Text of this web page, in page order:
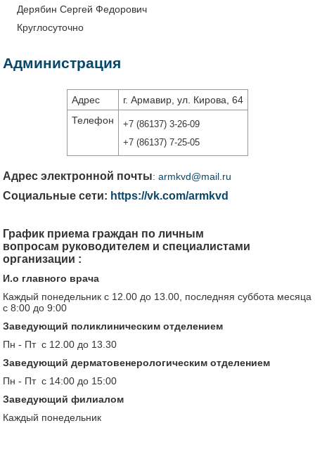
Дерябин Сергей Федорович
Круглосуточно
Администрация
Адрес
г. Армавир, ул. Кирова, 64
Телефон
+7 (86137) 3-26-09
+7 (86137) 7-25-05
Адрес электронной почты:armkvd@mail.ru
Социальные сети: https://vk.com/armkvd
График приема граждан по личным
вопросам руководителем и специалистами
организации :
И.о главного врача
Каждый понедельник с 12.00 до 13.00, последняя суббота месяца
с 8:00 до 9:00
Заведующий поликлиническим отделением
Пн - Пт с 12.00 до 13.30
Заведующий дерматовенерологическим отделением
Пн - Пт с 14:00 до 15:00
Заведующий филиалом
Каждый понедельник